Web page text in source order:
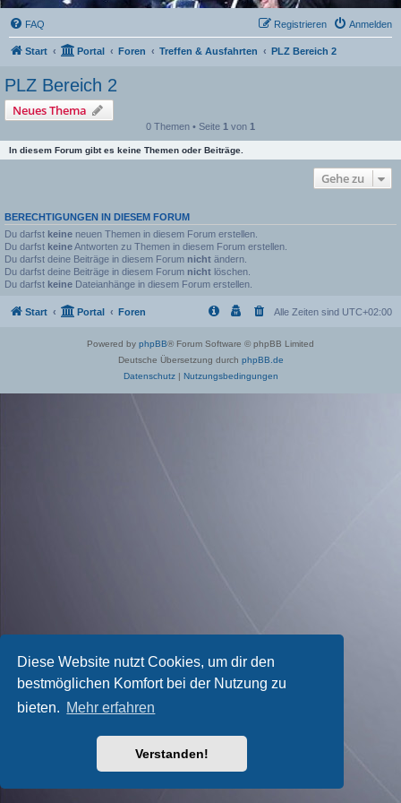
Diese Website nutzt Cookies, um dir den
bestmöglichen Komfort bei der Nutzung zu
bieten. Mehr erfahren
Verstanden!
FAQ Anmelden
Registrieren
Start Portal Foren Treffen & Ausfahrten PLZ Bereich 2
PLZ Bereich 2
Neues Thema
0 Themen • Seite 1 von 1
In diesem Forum gibt es keine Themen oder Beiträge.
Gehe zu
BERECHTIGUNGEN IN DIESEM FORUM
Du darfst keine neuen Themen in diesem Forum erstellen.
Du darfst keineAntworten zu Themen in diesem Forum erstellen.
Du darfst deine Beiträge in diesem Forum nicht ändern.
Du darfst deine Beiträge in diesem Forum nicht löschen.
Du darfst keine Dateianhänge in diesem Forum erstellen.
Start Portal Foren Alle Zeiten sind UTC+02:00
Powered by phpBB® Forum Software © phpBB Limited
Deutsche Übersetzung durch phpBB.de
Datenschutz| Nutzungsbedingungen